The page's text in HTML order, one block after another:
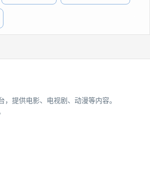
，提供电影、电视剧、动漫等内容。